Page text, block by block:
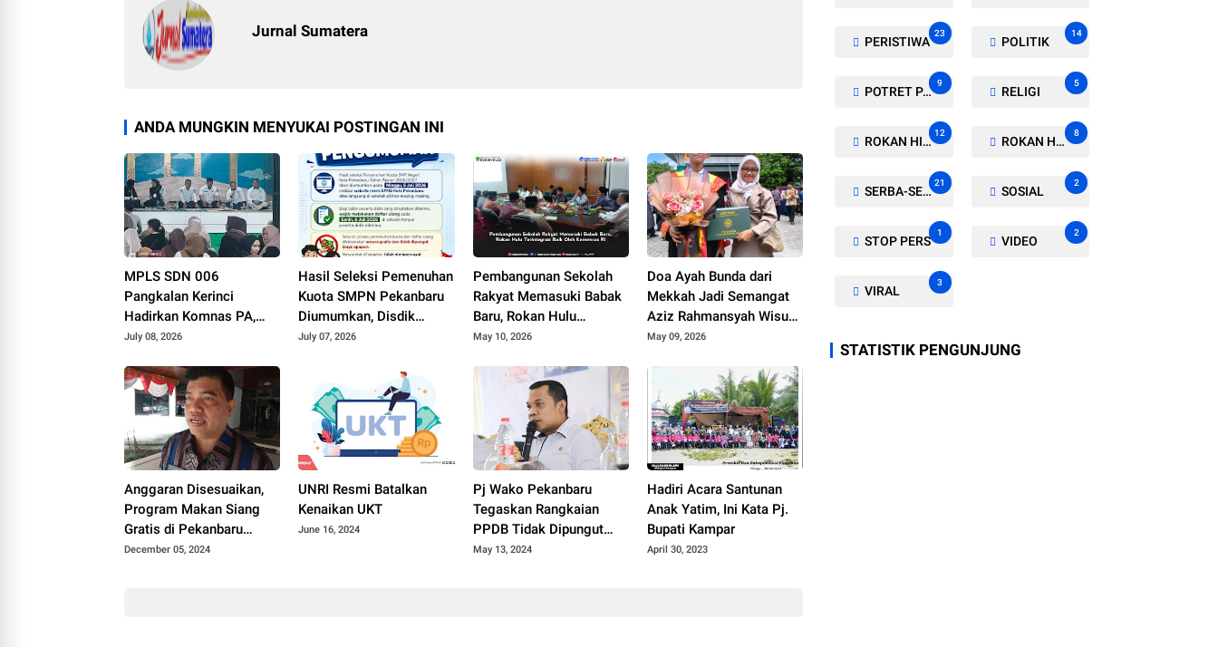
Jurnal Sumatera
ANDA MUNGKIN MENYUKAI POSTINGAN INI
MPLS SDN 006
Pangkalan Kerinci
Hadirkan Komnas PA,
Orang Tua Dibekali
Perlindungan Anak
July 08, 2026
Hasil Seleksi Pemenuhan
Kuota SMPN Pekanbaru
Diumumkan, Disdik
Imbau Orang Tua
July 07, 2026
Pembangunan Sekolah
Rakyat Memasuki Babak
Baru, Rokan Hulu
Terintegrasi Baik Oleh
May 10, 2026
Doa Ayah Bunda dari
Mekkah Jadi Semangat
Aziz Rahmansyah Wisuda
Bersama Sang Adik
May 09, 2026
Anggaran Disesuaikan,
Program Makan Siang
Gratis di Pekanbaru
Tunggu Juknis
December 05, 2024
UNRI Resmi Batalkan
Kenaikan UKT
June 16, 2024
Pj Wako Pekanbaru
Tegaskan Rangkaian
PPDB Tidak Dipungut
Biaya
May 13, 2024
Hadiri Acara Santunan
Anak Yatim, Ini Kata Pj.
Bupati Kampar
April 30, 2023
PERISTIWA
23
POLITIK
14
POTRET PARLEMEN
9
RELIGI
5
ROKAN HILIR
12
ROKAN HULU
8
SERBA-SERBI
21
SOSIAL
2
STOP PERS
1
VIDEO
2
VIRAL
3
STATISTIK PENGUNJUNG